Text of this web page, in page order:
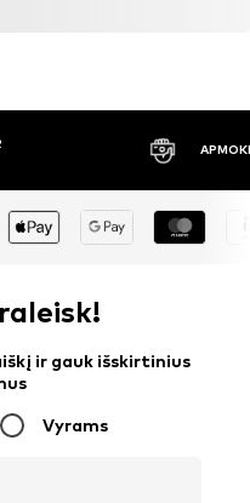
ir gauk išskirtinius
Vyrams